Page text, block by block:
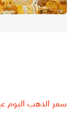
سعر الذهب اليوم